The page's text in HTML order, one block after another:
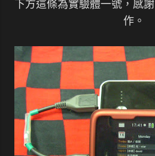
下方這條為實驗體一號，感謝
作。